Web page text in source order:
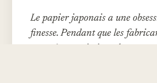
Le papier japonais a une
finesse. Pendant que les